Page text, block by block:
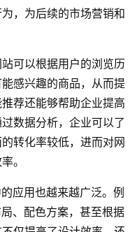
，为后续的市场营销和
可以根据用户的浏览历
感兴趣的商品，从而提
荐还能够帮助企业提高
数据分析，企业可以了
转化率较低，进而对网
。
应用也越来越广泛。例
、配色方案，甚至根据